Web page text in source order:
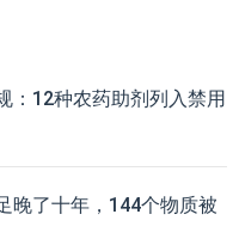
：12种农药助剂列入禁用
晚了十年，144个物质被